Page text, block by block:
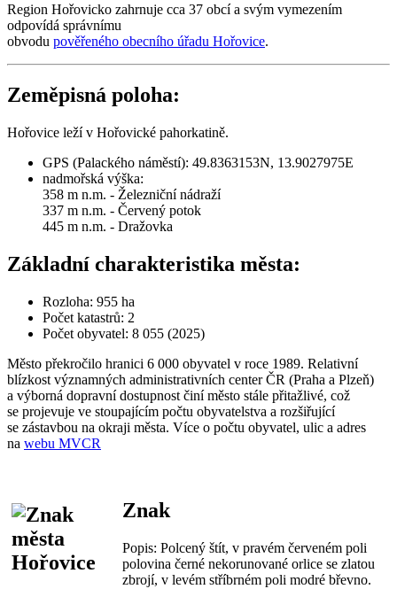
Region Hořovicko zahrnuje cca 37 obcí a svým vymezením
odpovídá správnímu
obvodu pověřeného obecního úřadu Hořovice.
Zeměpisná poloha:
Hořovice leží v Hořovické pahorkatině.
GPS (Palackého náměstí): 49.8363153N, 13.9027975E
nadmořská výška:
358 m n.m. - Železniční nádraží
337 m n.m. - Červený potok
445 m n.m. - Dražovka
Základní charakteristika města:
Rozloha: 955 ha
Počet katastrů: 2
Počet obyvatel: 8 055 (2025)
Město překročilo hranici 6 000 obyvatel v roce 1989. Relativní
blízkost významných administrativních center ČR (Praha a Plzeň)
a výborná dopravní dostupnost činí město stále přitažlivé, což
se projevuje ve stoupajícím počtu obyvatelstva a rozšiřující
se zástavbou na okraji města. Více o počtu obyvatel, ulic a adres
na webu MVCR
Znak
Popis: Polcený štít, v pravém červeném poli
polovina černé nekorunované orlice se zlatou
zbrojí, v levém stříbrném poli modré břevno.